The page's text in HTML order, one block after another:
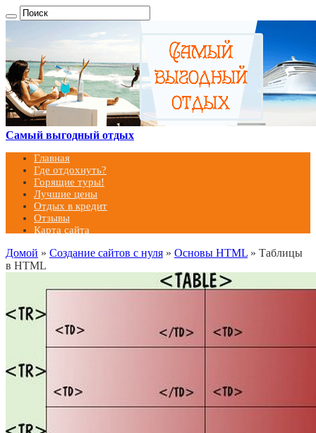
Самый выгодный отдых
Главная
Где отдохнуть?
Горящие туры!
Лучшие цены
Отдых в кредит
Отзывы
Карта сайта
Домой » Создание сайтов с нуля » Основы HTML » Таблицы
в HTML